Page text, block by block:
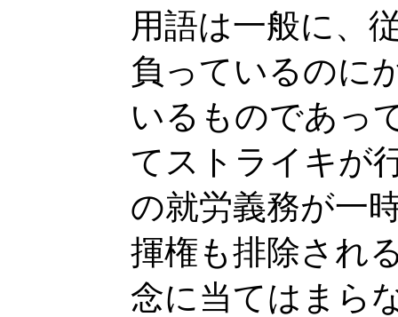
用語は一般に、
負っているのに
いるものであっ
てストライキが
の就労義務が一
揮権も排除され
念に当てはまら